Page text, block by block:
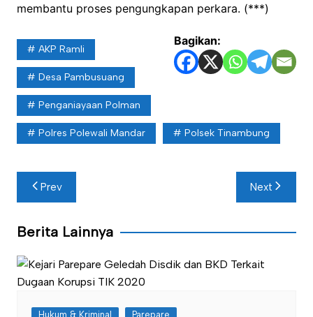
membantu proses pengungkapan perkara. (***)
Bagikan:
AKP Ramli
Desa Pambusuang
Penganiayaan Polman
Polres Polewali Mandar Polsek Tinambung
Navigasi
pos
Prev Next
Berita Lainnya
Hukum & Kriminal Parepare